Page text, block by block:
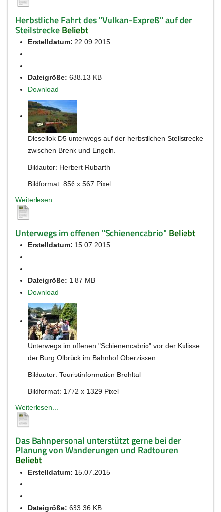
Herbstliche Fahrt des "Vulkan-Expreß" auf der
SteilstreckeBeliebt
Erstelldatum: 22.09.2015
Dateigröße: 688.13 KB
Download
Diesellok D5 unterwegs auf der herbstlichen Steilstrecke
zwischen Brenk und Engeln.
Bildautor: Herbert Rubarth
Bildformat: 856 x 567 Pixel
Weiterlesen...
Unterwegs im offenen "Schienencabrio" Beliebt
Erstelldatum: 15.07.2015
Dateigröße: 1.87 MB
Download
Unterwegs im offenen "Schienencabrio" vor der Kulisse
der Burg Olbrück im Bahnhof Oberzissen.
Bildautor: Touristinformation Brohltal
Bildformat: 1772 x 1329 Pixel
Weiterlesen...
Das Bahnpersonal unterstützt gerne bei der
Planung von Wanderungen und Radtouren
Beliebt
Erstelldatum: 15.07.2015
Dateigröße: 633.36 KB